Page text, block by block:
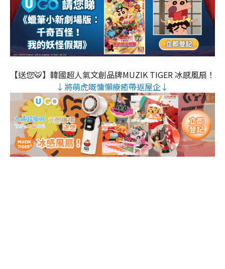
【送您🐯】韓國超人氣文創品牌MUZIK TIGER 冰感風扇！
↓將萌虎嘅慵懶療癒帶返屋企↓